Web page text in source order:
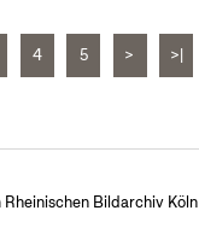
4 5 > >|
Bildarchiv Köln